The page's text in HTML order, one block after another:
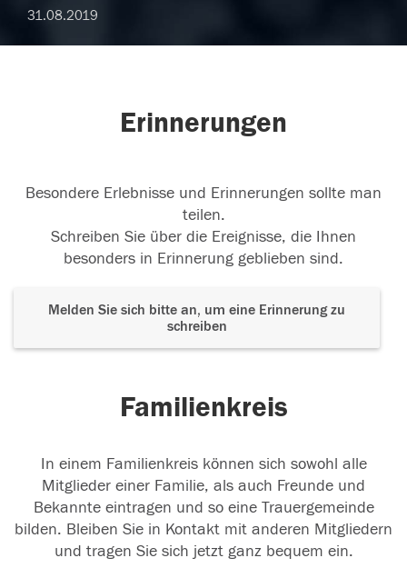
31.08.2019
Erinnerungen
Besondere Erlebnisse und Erinnerungen sollte man
teilen.
Schreiben Sie über die Ereignisse, die Ihnen
besonders in Erinnerung geblieben sind.
Melden Sie sich bitte an, um eine Erinnerung zu
schreiben
Familienkreis
In einem Familienkreis können sich sowohl alle
Mitglieder einer Familie, als auch Freunde und
Bekannte eintragen und so eine Trauergemeinde
bilden. Bleiben Sie in Kontakt mit anderen Mitgliedern
und tragen Sie sich jetzt ganz bequem ein.